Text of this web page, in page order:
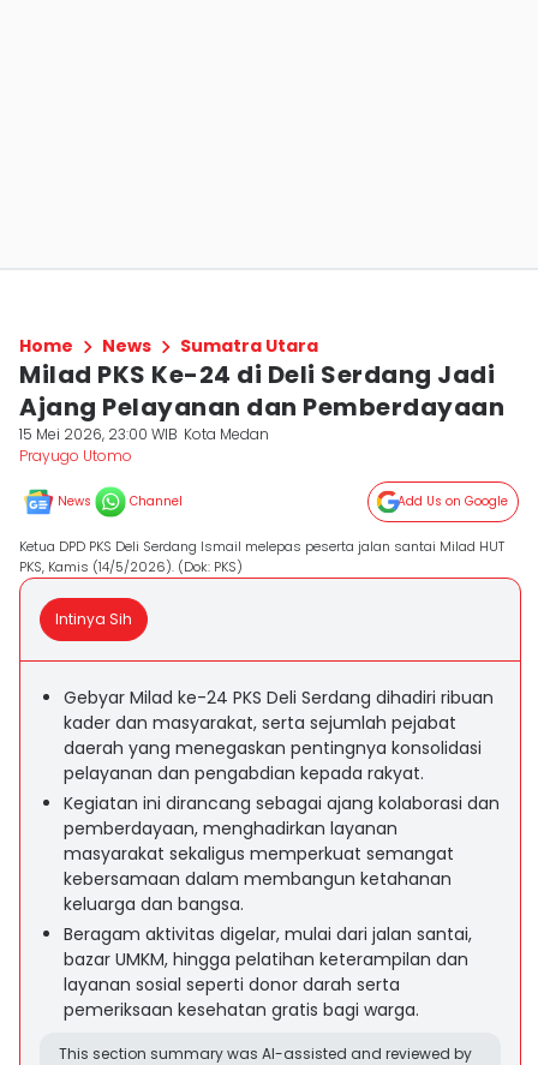
Home News Sumatra Utara
Milad PKS Ke-24 di Deli Serdang Jadi
Ajang Pelayanan dan Pemberdayaan
15 Mei 2026, 23:00 WIB Kota Medan
Prayugo Utomo
News Channel Add Us on Google
Ketua DPD PKS Deli Serdang Ismail melepas peserta jalan santai Milad HUT
PKS, Kamis (14/5/2026). (Dok: PKS)
Intinya Sih
Gebyar Milad ke-24 PKS Deli Serdang dihadiri ribuan
kader dan masyarakat, serta sejumlah pejabat
daerah yang menegaskan pentingnya konsolidasi
pelayanan dan pengabdian kepada rakyat.
Kegiatan ini dirancang sebagai ajang kolaborasi dan
pemberdayaan, menghadirkan layanan
masyarakat sekaligus memperkuat semangat
kebersamaan dalam membangun ketahanan
keluarga dan bangsa.
Beragam aktivitas digelar, mulai dari jalan santai,
bazar UMKM, hingga pelatihan keterampilan dan
layanan sosial seperti donor darah serta
pemeriksaan kesehatan gratis bagi warga.
This section summary was AI-assisted and reviewed by